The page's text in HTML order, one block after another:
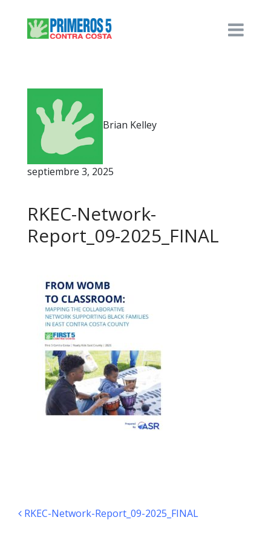
Brian Kelley
septiembre 3, 2025
RKEC-Network-
Report_09-2025_FINAL
Navegación de entradas
RKEC-Network-Report_09-2025_FINAL